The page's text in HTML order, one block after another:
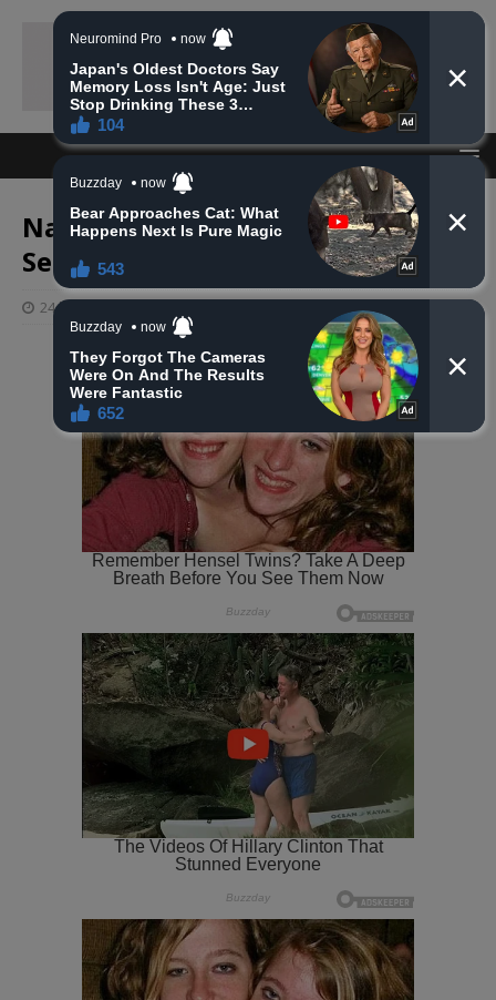
Na Ahiret preselio Delić (Tajiba)
Sead
24 listopada, 2024